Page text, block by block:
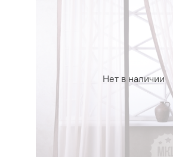
Нет в наличии